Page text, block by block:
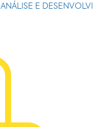
ANÁLISE E